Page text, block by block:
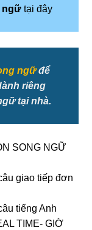
ngữ tại đây
ngữđể
riêng
tại nhà.
SONG NGỮ
giao tiếp đơn
tiếng Anh
TIME- GIỜ